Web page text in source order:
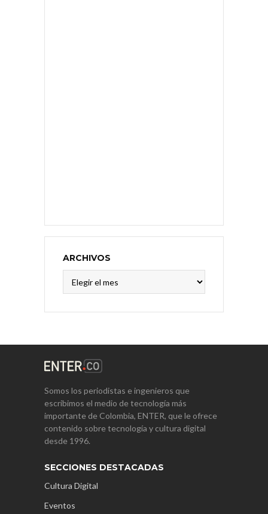
ARCHIVOS
Somos los periodistas e ingenieros que
escribimos el medio de tecnología más
importante de Colombia, ENTER, que le ofrece
contenido sobre tecnología y cultura digital
desde 1996.
SECCIONES DESTACADAS
Cultura Digital
Eventos